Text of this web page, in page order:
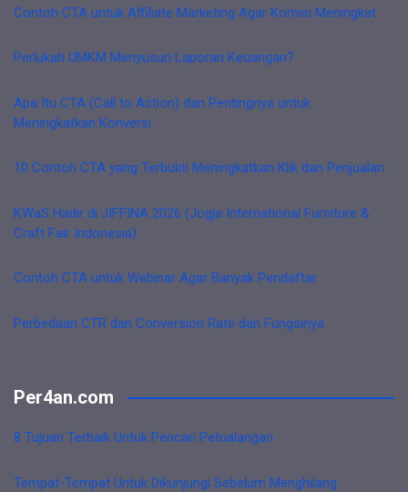
Contoh CTA untuk Affiliate Marketing Agar Komisi Meningkat
Perlukah UMKM Menyusun Laporan Keuangan?
Apa Itu CTA (Call to Action) dan Pentingnya untuk
Meningkatkan Konversi
10 Contoh CTA yang Terbukti Meningkatkan Klik dan Penjualan
KWaS Hadir di JIFFINA 2026 (Jogja International Furniture &
Craft Fair Indonesia)
Contoh CTA untuk Webinar Agar Banyak Pendaftar
Perbedaan CTR dan Conversion Rate dan Fungsinya
Per4an.com
8 Tujuan Terbaik Untuk Pencari Petualangan
Tempat-Tempat Untuk Dikunjungi Sebelum Menghilang